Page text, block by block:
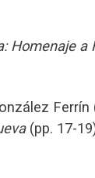
Homenaje a
Ferrín
(pp. 17-